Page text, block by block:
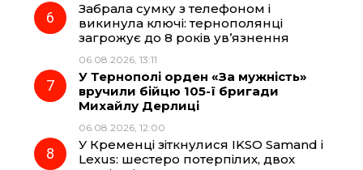
Забрала сумку з телефоном і
викинула ключі: тернополянці
загрожує до 8 років ув’язнення
06.08.2026, 13:11
У Тернополі орден «За мужність»
вручили бійцю 105-ї бригади
Михайлу Дерлиці
06.08.2026, 12:00
У Кременці зіткнулися IKSO Samand і
Lexus: шестеро потерпілих, двох